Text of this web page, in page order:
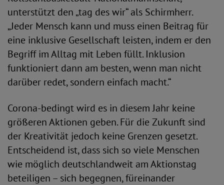
unterstützt den „tag des wir“ als Schirmherr.
„Jeder Mensch kann und muss einen Beitrag für
eine inklusive Gesellschaft leisten, indem er den
Begriff im Alltag mit Leben füllt. Inklusion
funktioniert dann am besten, wenn man nicht
darüber redet, sondern einfach macht.“
Corona-bedingt wird es in diesem Jahr keine
größeren Aktionen geben. Für die Zukunft sind
der Kreativität jedoch keine Grenzen gesetzt.
Entscheidend ist, dass sich so viele Menschen
wie möglich deutschlandweit am Aktionstag
beteiligen – sich begegnen, füreinander